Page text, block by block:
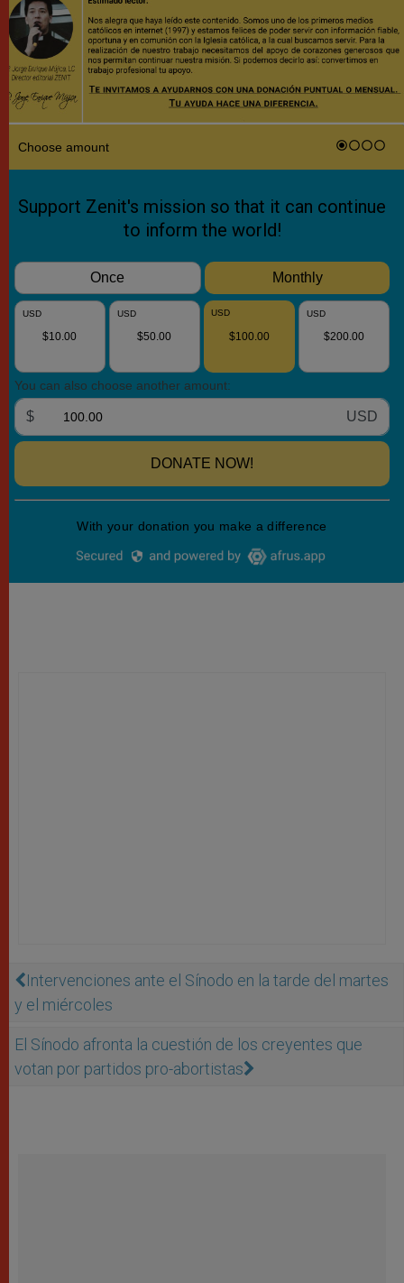
Intervenciones ante el Sínodo en la tarde del martes
y el miércoles
El Sínodo afronta la cuestión de los creyentes que
votan por partidos pro-abortistas